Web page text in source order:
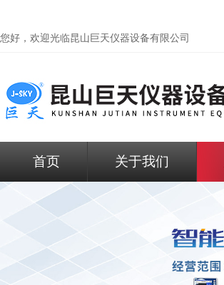
您好，欢迎光临昆山巨天仪器设备有限公司
首页 关于我们